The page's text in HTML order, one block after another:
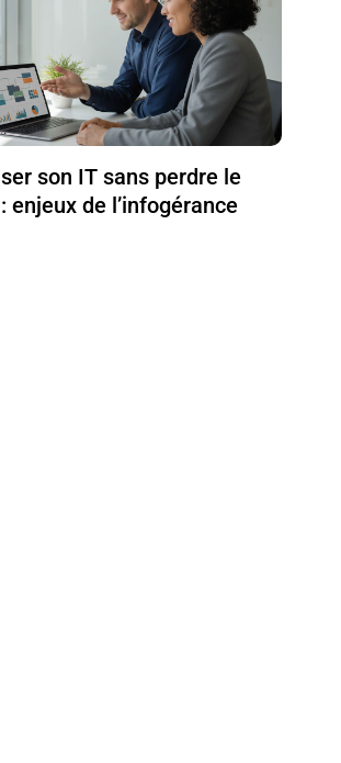
son IT sans perdre le
enjeux de l’infogérance